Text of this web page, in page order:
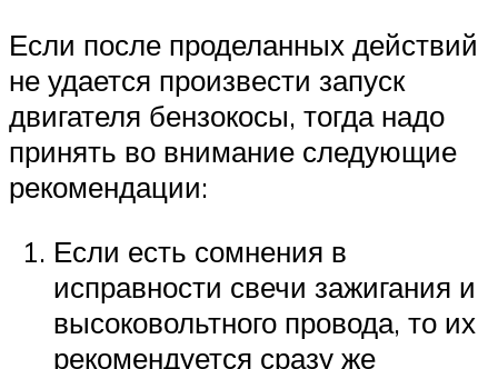
Если после проделанных действий
не удается произвести запуск
двигателя бензокосы, тогда надо
принять во внимание следующие
рекомендации:
Если есть сомнения в
исправности свечи зажигания и
высоковольтного провода, то их
рекомендуется сразу же